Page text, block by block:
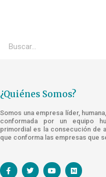
¿Quiénes Somos?
Somos una empresa líder,
conformada por un equipo
primordial es la consecución de
que conforma las empresas que